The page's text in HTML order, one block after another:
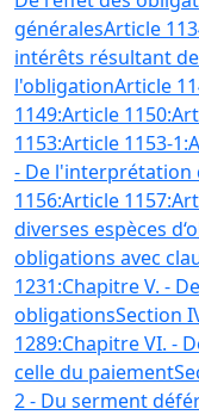
généralesArticle
intérêts résultant
l'obligationArticle
1149:Article 1150:
1153:Article 1153-1:
- De l'interprétation
1156:Article 1157:
diverses espèces
obligations avec
1231:Chapitre V. -
obligationsSection
1289:Chapitre VI. -
celle du paiement
2 - Du serment